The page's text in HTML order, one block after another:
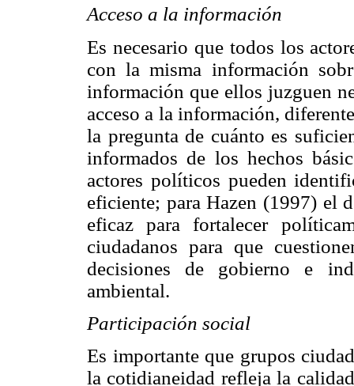
Acceso a la información
Es necesario que todos los
con la misma información
información que ellos juzguen
acceso a la información,
la pregunta de cuánto es
informados de los hechos
actores políticos pueden
eficiente; para Hazen (1997) el
eficaz para fortalecer
ciudadanos para que
decisiones de gobierno e
ambiental.
Participación social
Es importante que grupos
la cotidianeidad refleja la